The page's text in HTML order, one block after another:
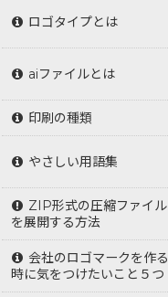
ロゴタイプとは
aiファイルとは
印刷の種類
やさしい用語集
ZIP形式の圧縮ファイル
を展開する方法
会社のロゴマークを作る
時に気をつけたいこと５つ